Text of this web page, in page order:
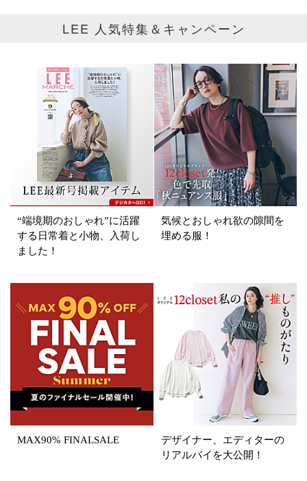
LEE 人気特集＆キャンペーン
“端境期のおしゃれ”に活躍
する日常着と小物、入荷し
ました！
気候とおしゃれ欲の隙間を
埋める服！
MAX90% FINALSALE
デザイナー、エディターの
リアルバイを大公開！